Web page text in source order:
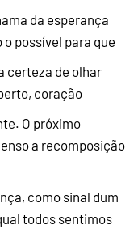
da esperança
possível para que
certeza de olhar
coração
O próximo
a recomposição
como sinal dum
todos sentimos